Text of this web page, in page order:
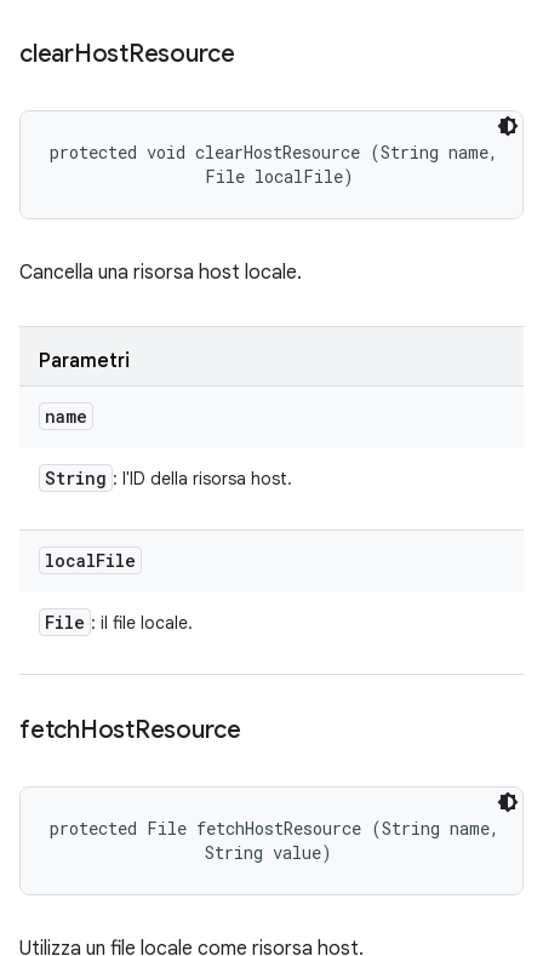
clearHostResource
protected void clearHostResource (String name,
                File localFile)
Cancella una risorsa host locale.
Parametri
name
String : l'ID della risorsa host.
localFile
File : il file locale.
fetchHostResource
protected File fetchHostResource (String name,
                String value)
Utilizza un file locale come risorsa host.